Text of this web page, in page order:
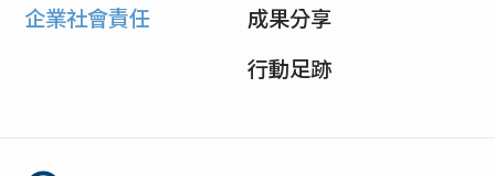
企業社會責任
成果分享
行動足跡